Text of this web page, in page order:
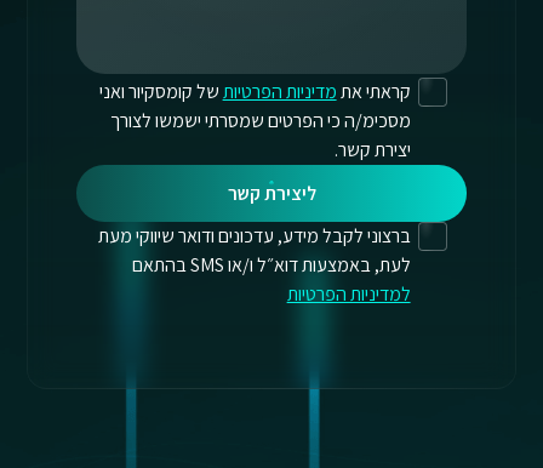
קראתי אתמדיניות הפרטיותשל קומסקיור ואני
מסכימ/ה כי הפרטים שמסרתי ישמשו לצורך
יצירת קשר.
ליצירת קשר
ברצוני לקבל מידע, עדכונים ודואר שיווקי מעת
לעת, באמצעות דוא״ל ו/או SMS בהתאם
למדיניות הפרטיות